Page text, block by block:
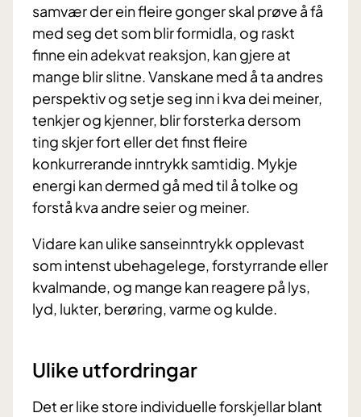
samvær der ein fleire gonger skal prøve å få
med seg det som blir formidla, og raskt
finne ein adekvat reaksjon, kan gjere at
mange blir slitne. Vanskane med å ta andres
perspektiv og setje seg inn i kva dei meiner,
tenkjer og kjenner, blir forsterka dersom
ting skjer fort eller det finst fleire
konkurrerande inntrykk samtidig. Mykje
energi kan dermed gå med til å tolke og
forstå kva andre seier og meiner.
Vidare kan ulike sanseinntrykk opplevast
som intenst ubehagelege, forstyrrande eller
kvalmande, og mange kan reagere på lys,
lyd, lukter, berøring, varme og kulde.
Ulike utfordringar
Det er like store individuelle forskjellar blant